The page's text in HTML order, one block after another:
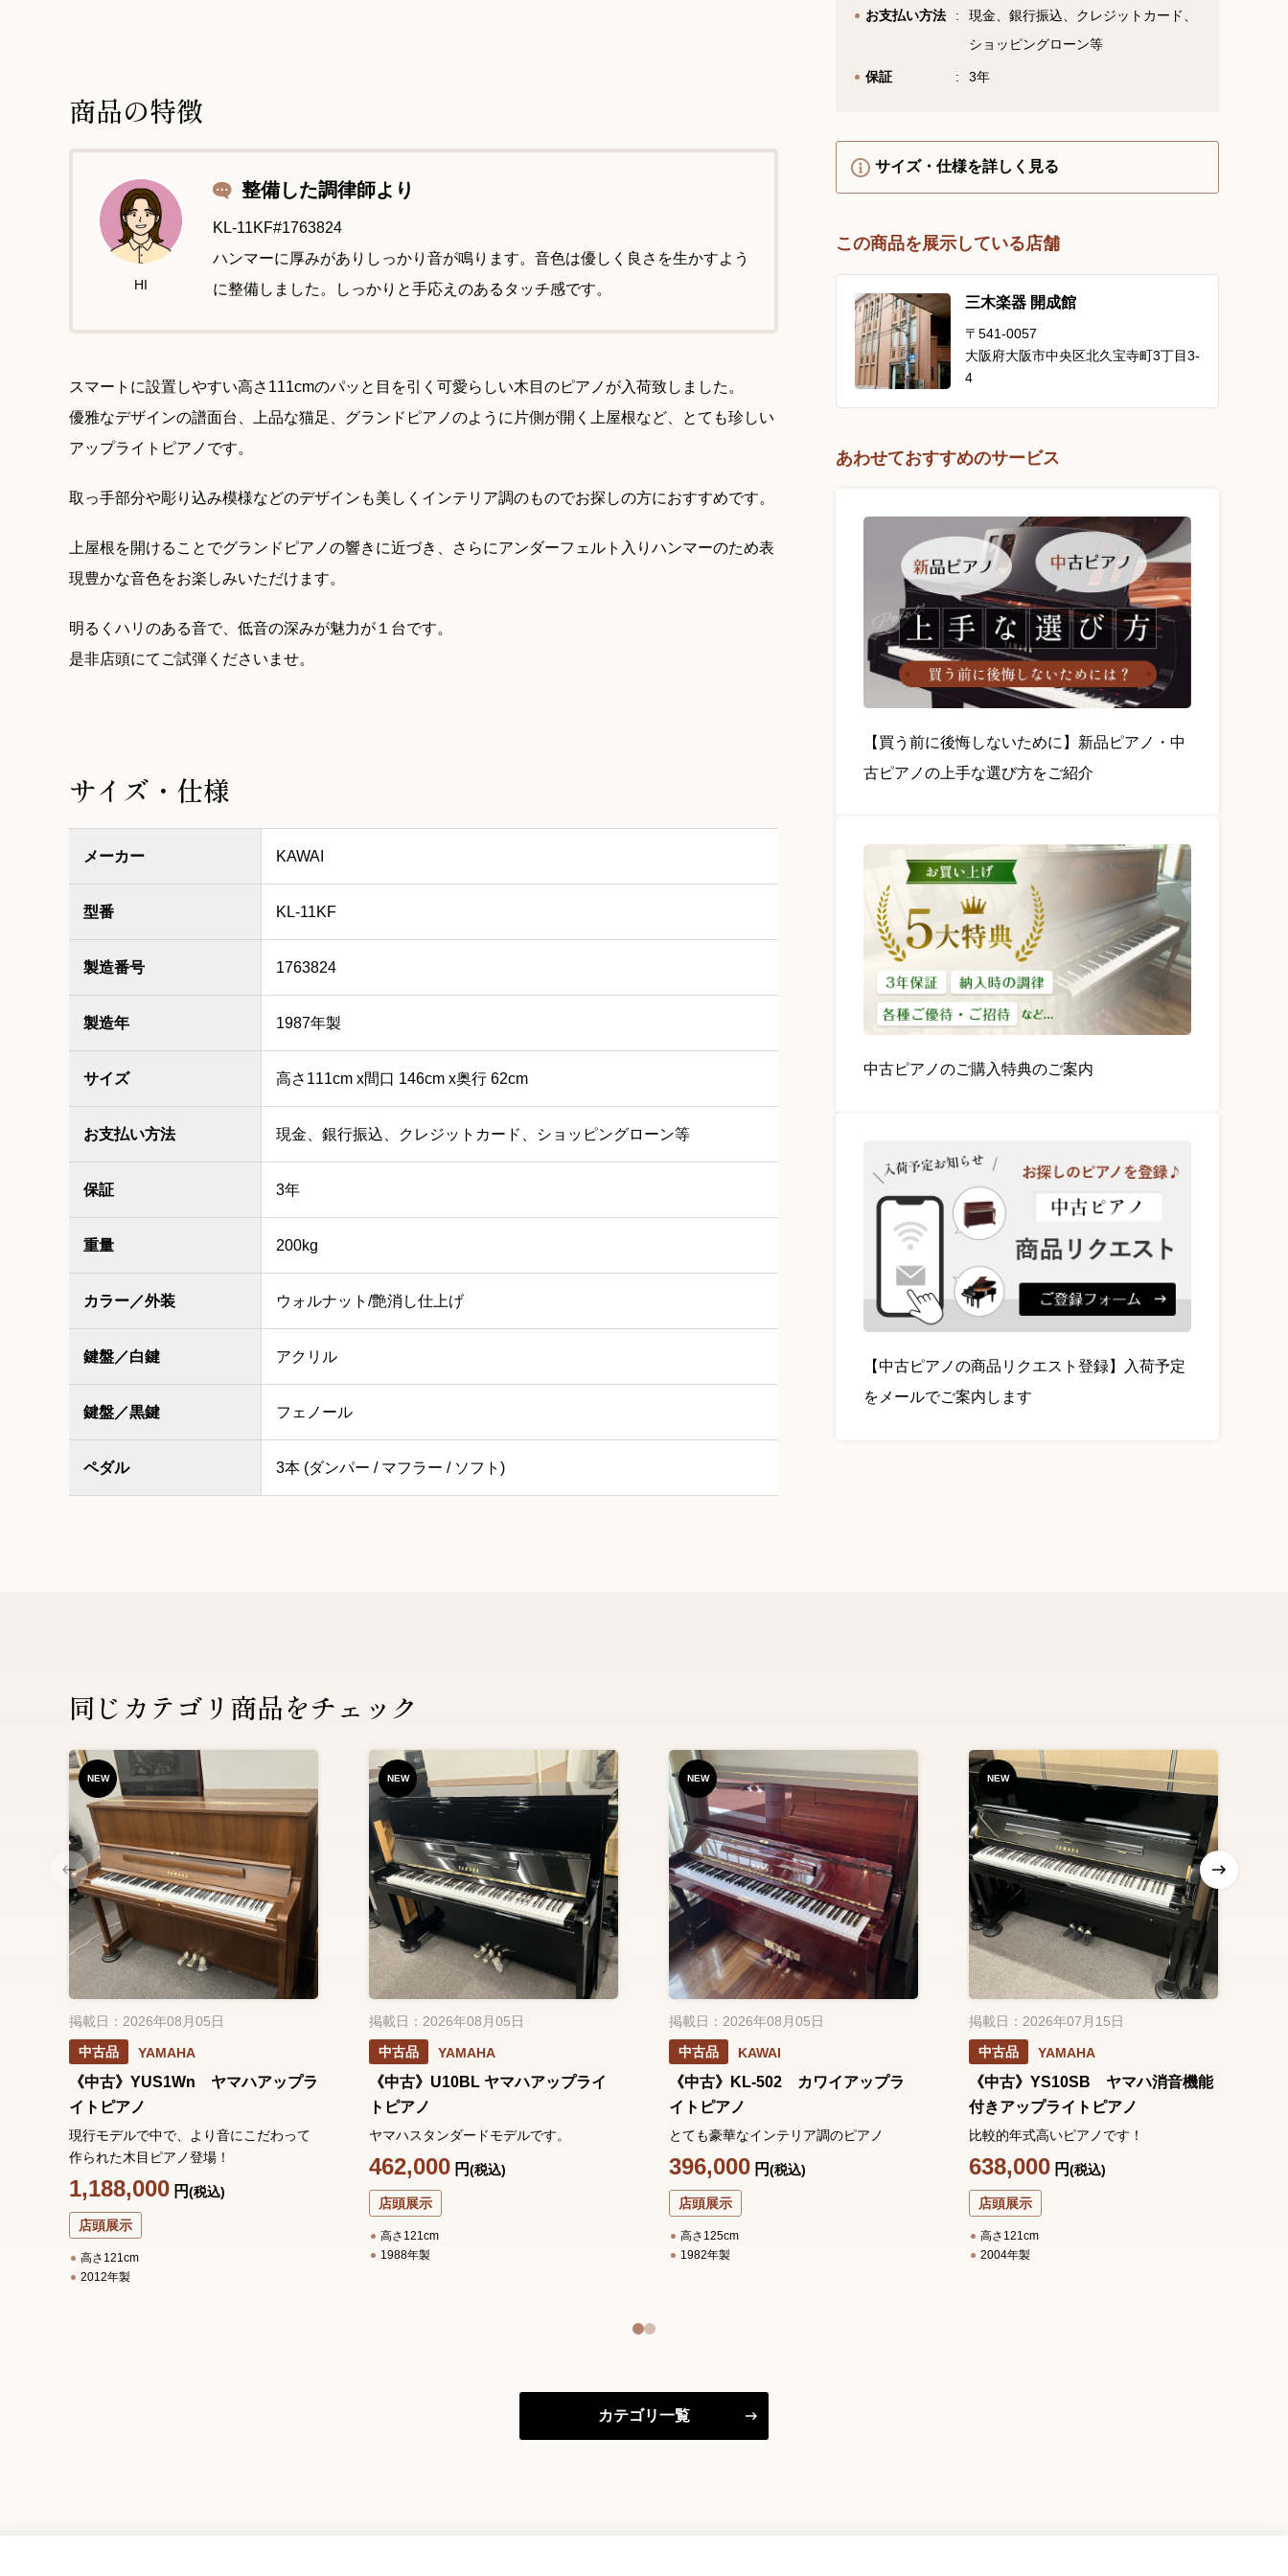
YouTube 公式チャンネル
三木楽器 開成館
サイトマップ 個人情報の取り扱い
お支払い方法
現金、銀行振込、クレジットカード、
ショッピングローン等
保証 3年
サイズ・仕様を詳しく見る
この商品を展示している店舗
三木楽器 開成館
〒541-0057
大阪府大阪市中央区北久宝寺町3丁目3-
4
あわせておすすめのサービス
【買う前に後悔しないために】新品ピアノ・中
古ピアノの上手な選び方をご紹介
中古ピアノのご購入特典のご案内
【中古ピアノの商品リクエスト登録】入荷予定
をメールでご案内します
商品の特徴
HI
整備した調律師より
KL-11KF#1763824
ハンマーに厚みがありしっかり音が鳴ります。音色は優しく良さを生かすよう
に整備しました。しっかりと手応えのあるタッチ感です。
スマートに設置しやすい高さ111cmのパッと目を引く可愛らしい木目のピアノが入荷致しました。
優雅なデザインの譜面台、上品な猫足、グランドピアノのように片側が開く上屋根など、とても珍しい
アップライトピアノです。
取っ手部分や彫り込み模様などのデザインも美しくインテリア調のものでお探しの方におすすめです。
上屋根を開けることでグランドピアノの響きに近づき、さらにアンダーフェルト入りハンマーのため表
現豊かな音色をお楽しみいただけます。
明るくハリのある音で、低音の深みが魅力が１台です。
是非店頭にてご試弾くださいませ。
サイズ・仕様
メーカー KAWAI
型番 KL-11KF
製造番号 1763824
製造年 1987年製
サイズ 高さ111cm x間口 146cm x奥行 62cm
お支払い方法 現金、銀行振込、クレジットカード、ショッピングローン等
保証 3年
重量 200kg
カラー／外装 ウォルナット/艶消し仕上げ
鍵盤／白鍵 アクリル
鍵盤／黒鍵 フェノール
ペダル 3本 (ダンパー / マフラー / ソフト)
同じカテゴリ商品をチェック
NEW
掲載日：2026年08月05日
中古品
YAMAHA
《中古》YUS1Wn ヤマハアップラ
イトピアノ
現行モデルで中で、より音にこだわって
作られた木目ピアノ登場！
1,188,000 円(税込)
店頭展示
高さ121cm
2012年製
NEW
掲載日：2026年08月05日
中古品
YAMAHA
《中古》U10BL ヤマハアップライ
トピアノ
ヤマハスタンダードモデルです。
462,000 円(税込)
店頭展示
高さ121cm
1988年製
NEW
掲載日：2026年08月05日
中古品
KAWAI
《中古》KL-502 カワイアップラ
イトピアノ
とても豪華なインテリア調のピアノ
396,000 円(税込)
店頭展示
高さ125cm
1982年製
NEW
掲載日：2026年07月15日
中古品
YAMAHA
《中古》YS10SB ヤマハ消音機能
付きアップライトピアノ
比較的年式高いピアノです！
638,000 円(税込)
店頭展示
高さ121cm
2004年製
カテゴリ一覧